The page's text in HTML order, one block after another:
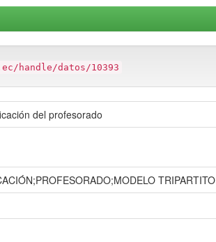
handle/datos/10393
del profesorado
TRIPARTITO